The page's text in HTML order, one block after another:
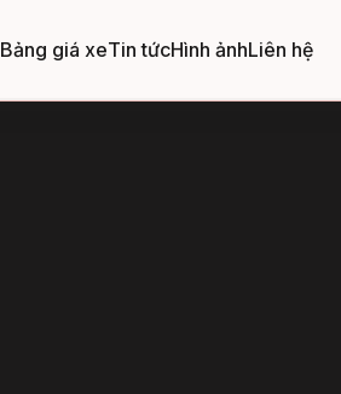
Bảng giá xeTin tứcHình ảnhLiên hệ